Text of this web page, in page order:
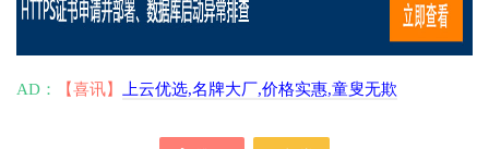
AD： 【喜讯】 上云优选,名牌大厂,价格实惠,童叟无欺